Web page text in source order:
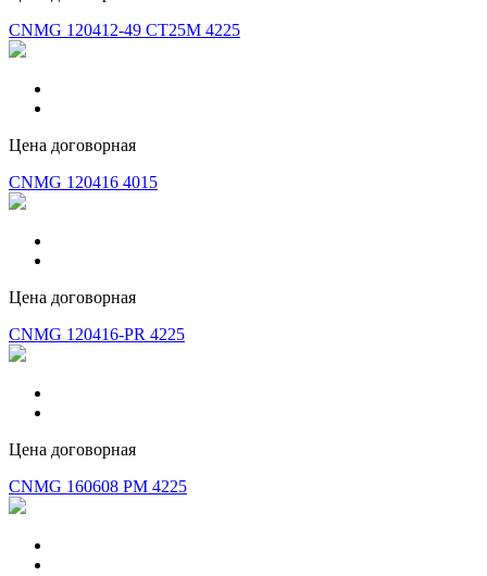
CNMG 120412-49 CT25M 4225
Цена договорная
CNMG 120416 4015
Цена договорная
CNMG 120416-PR 4225
Цена договорная
CNMG 160608 PM 4225